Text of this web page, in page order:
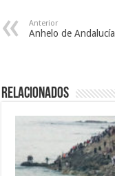
Anterior
Anhelo de Andalucía
Relacionados